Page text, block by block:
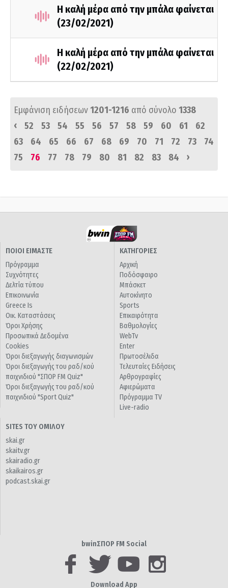
Η καλή μέρα από την μπάλα φαίνεται
(23/02/2021)
Η καλή μέρα από την μπάλα φαίνεται
(22/02/2021)
Εμφάνιση ειδήσεων1201-1216 από σύνολο 1338
‹
52 53 54 55 56 57 58 59 60 61
62
63
64 65 66 67 68 69 70 71 72 73
74
75
76 77 78 79 80 81 82 83 84 ›
ΠΟΙΟΙ ΕΙΜΑΣΤΕ
Πρόγραμμα
Συχνότητες
Δελτία τύπου
Επικοινωνία
Greece Is
Οικ. Καταστάσεις
Όροι Χρήσης
Προσωπικά Δεδομένα
Cookies
Όροι διεξαγωγής διαγωνισμών
Όροι διεξαγωγής του ραδ/κού
παιχνιδιού "ΣΠΟΡ FM Quiz"
Όροι διεξαγωγής του ραδ/κού
παιχνιδιού "Sport Quiz"
ΚΑΤΗΓΟΡΙΕΣ
Αρχική
Ποδόσφαιρο
Μπάσκετ
Αυτοκίνητο
Sports
Επικαιρότητα
Βαθμολογίες
WebTv
Enter
Πρωτοσέλιδα
Τελευταίες Ειδήσεις
Αρθρογραφίες
Αφιερώματα
Πρόγραμμα TV
Live-radio
SITES ΤΟΥ ΟΜΙΛΟΥ
skai.gr
skaitv.gr
skairadio.gr
skaikairos.gr
podcast.skai.gr
bwinΣΠΟΡ FM Social
Download App